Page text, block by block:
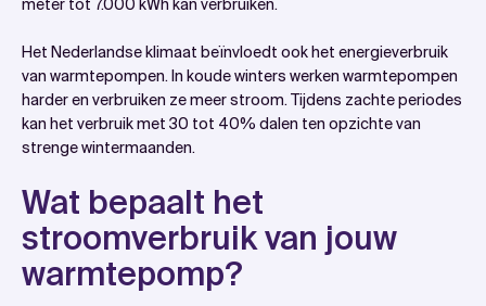
meter tot 7.000 kWh kan verbruiken.
Het Nederlandse klimaat beïnvloedt ook het energieverbruik
van warmtepompen. In koude winters werken warmtepompen
harder en verbruiken ze meer stroom. Tijdens zachte periodes
kan het verbruik met 30 tot 40% dalen ten opzichte van
strenge wintermaanden.
Wat bepaalt het
stroomverbruik van jouw
warmtepomp?